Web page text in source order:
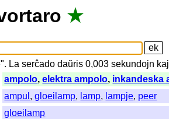
★
La serĉado daŭris 0,003sekundojn kaj
ampolo,elektra ampolo, inkandeska
ampul ,gloeilamp, lamp, lampje, peer
gloeilamp